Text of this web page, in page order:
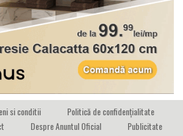
si conditii
Politică de confidențialitate
Despre Anuntul Oficial
Publicitate